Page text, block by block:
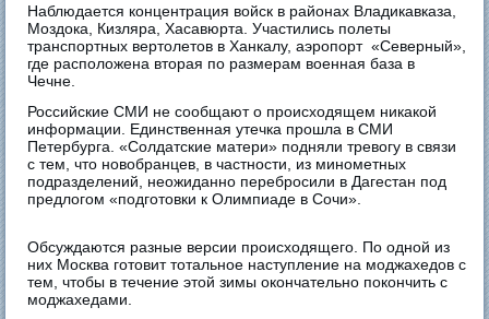
Наблюдается концентрация войск в районах Владикавказа,
Моздока, Кизляра, Хасавюрта. Участились полеты
транспортных вертолетов в Ханкалу, аэропорт «Северный»,
где расположена вторая по размерам военная база в
Чечне.
Российские СМИ не сообщают о происходящем никакой
информации. Единственная утечка прошла в СМИ
Петербурга. «Солдатские матери» подняли тревогу в связи
с тем, что новобранцев, в частности, из минометных
подразделений, неожиданно перебросили в Дагестан под
предлогом «подготовки к Олимпиаде в Сочи».
Обсуждаются разные версии происходящего. По одной из
них Москва готовит тотальное наступление на моджахедов с
тем, чтобы в течение этой зимы окончательно покончить с
моджахедами.